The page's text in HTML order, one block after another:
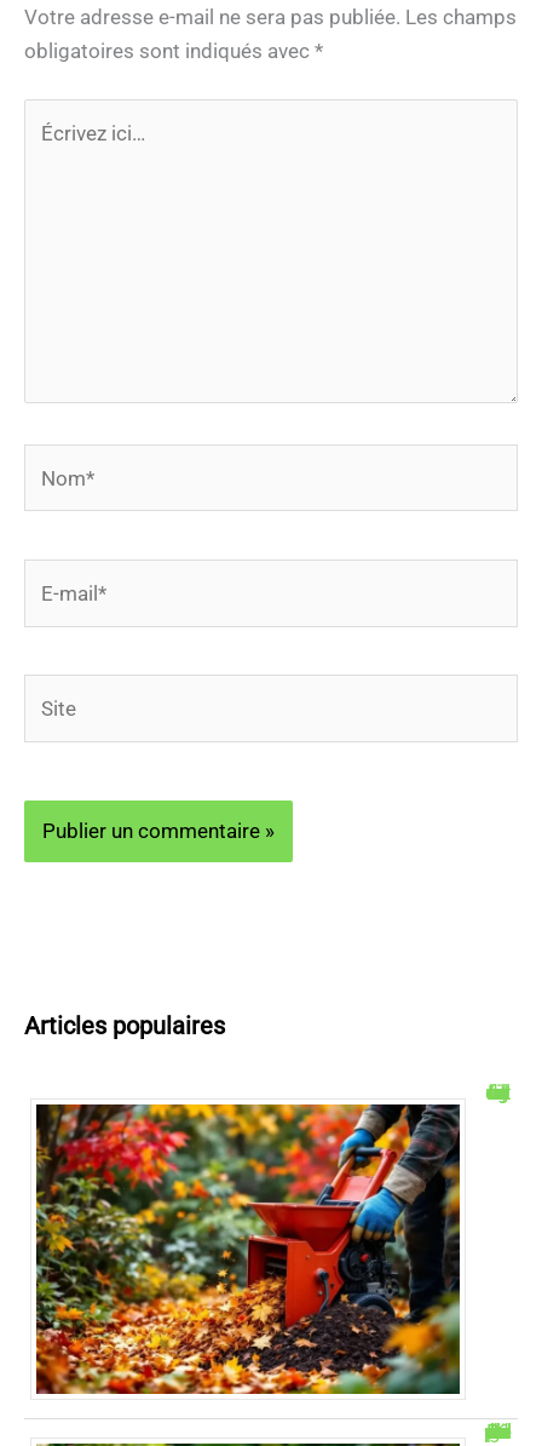
Votre adresse e-mail ne sera pas publiée. Les champs
obligatoires sont indiqués avec *
ici…
Articles populaires
Le broyage des feuilles mortes : astuces et conseils
Remède de grand-mère pour enlever la mousse dans la pelouse : 6 astuces simples